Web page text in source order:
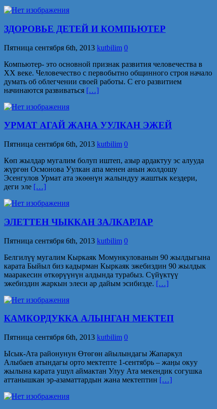
ЗДОРОВЬЕ ДЕТЕЙ И КОМПЬЮТЕР
Пятница сентября 6th, 2013 kutbilim 0
Компьютер- это основной признак развития человечества в
XX веке. Человечество с первобытно общинного строя начало
думать об облегчении своей работы. С его развитием
начинаются развиваться […]
УРМАТ АГАЙ ЖАНА УУЛКАН ЭЖЕЙ
Пятница сентября 6th, 2013 kutbilim 0
Көп жылдар мугалим болуп иштеп, азыр ардактуу эс алууда
жүргөн Осмонова Уулкан апа менен анын жолдошу
Эсенгулов Урмат ата экөөнүн жалындуу жаштык кездери,
деги эле […]
ЭЛЕТТЕН ЧЫККАН ЗАЛКАРЛАР
Пятница сентября 6th, 2013 kutbilim 0
Белгилүү мугалим Кыркаяк Момункулованын 90 жылдыгына
карата Быйыл биз кадырман Кыркаяк эжебиздин 90 жылдык
мааракесин өткөрүүнүн алдында турабыз. Сүйүктүү
эжебиздин жаркын элеси ар дайым эсибизде. […]
КАМКОРДУККА АЛЫНГАН МЕКТЕП
Пятница сентября 6th, 2013 kutbilim 0
Ысык-Ата районунун Өтөгөн айылындагы Жапаркул
Алыбаев атындагы орто мектепте 1-сентябрь – жаӊы окуу
жылына карата ушул аймактан Улуу Ата мекендик согушка
аттанышкан эр-азаматтардын жана мектептин […]